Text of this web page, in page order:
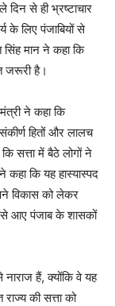
दिन से ही भ्रष्टाचार
के लिए पंजाबियों से
मान ने कहा कि
जरूरी है।
ने कहा कि
हितों और लालच
सत्ता में बैठे लोगों ने
कि यह हास्यास्पद
विकास को लेकर
से आए पंजाब के शासकों
नाराज हैं, क्योंकि वे यह
राज्य की सत्ता को